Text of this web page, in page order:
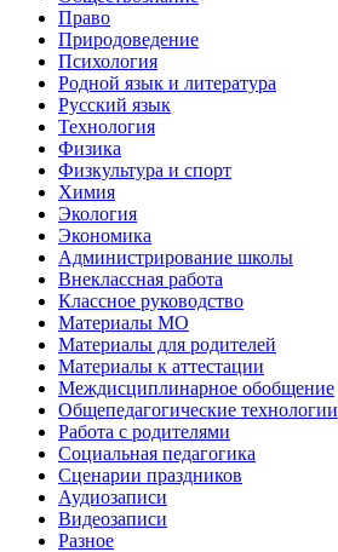
Право
Природоведение
Психология
Родной язык и литература
Русский язык
Технология
Физика
Физкультура и спорт
Химия
Экология
Экономика
Администрирование школы
Внеклассная работа
Классное руководство
Материалы МО
Материалы для родителей
Материалы к аттестации
Междисциплинарное обобщение
Общепедагогические технологии
Работа с родителями
Социальная педагогика
Сценарии праздников
Аудиозаписи
Видеозаписи
Разное